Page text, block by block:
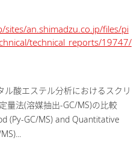
an.shimadzu.co.jp/files/pi
technical_reports/19747/
酸エステル分析におけるスクリ
量法(溶媒抽出-GC/MS)の比較
(Py-GC/MS) and Quantitative